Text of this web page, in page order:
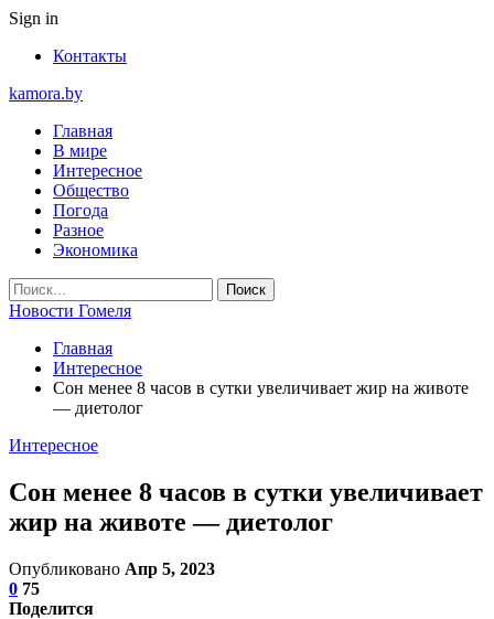
Sign in
Контакты
kamora.by
Главная
В мире
Интересное
Общество
Погода
Разное
Экономика
Новости Гомеля
Главная
Интересное
Сон менее 8 часов в сутки увеличивает жир на животе
— диетолог
Интересное
Сон менее 8 часов в сутки увеличивает
жир на животе — диетолог
Опубликовано Апр 5, 2023
0 75
Поделится